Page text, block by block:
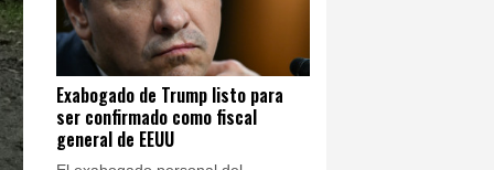
esté en peligro.
Exabogado de Trump listo para
ser confirmado como fiscal
general de EEUU